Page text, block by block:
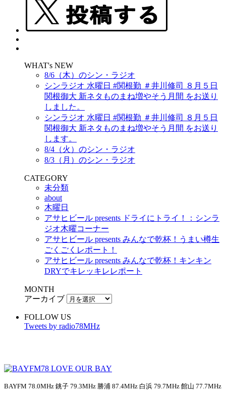
WHAT's NEW
8/6（木）のシン・ラジオ
シンラジオ 水曜日 #関根勤 ＃井川修司 ８月５日
関根御大 新ネタものまね増やそう月間 をお送り
しました。
シンラジオ 水曜日 #関根勤 ＃井川修司 ８月５日
関根御大 新ネタものまね増やそう月間 をお送り
します。
8/4（火）のシン・ラジオ
8/3（月）のシン・ラジオ
CATEGORY
未分類
about
木曜日
アサヒビール presents ドライにトライ！：シンラ
ジオ木曜コーナー
アサヒビール presents みんなで乾杯！うまい樽生
ごくごくレポート！
アサヒビール presents みんなで乾杯！キンキン
DRYでキレッキレレポート
MONTH
アーカイブ
FOLLOW US
Tweets by radio78MHz
BAYFM 78.0MHz 銚子 79.3MHz 勝浦 87.4MHz 白浜 79.7MHz 館山 77.7MHz